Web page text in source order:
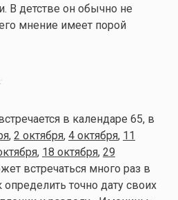
В детстве он обычно не
мнение имеет порой
в календаре 65, в
, 2 октября, 4 октября, 11
, 18 октября, 29
встречаться много раз в
точно дату своих